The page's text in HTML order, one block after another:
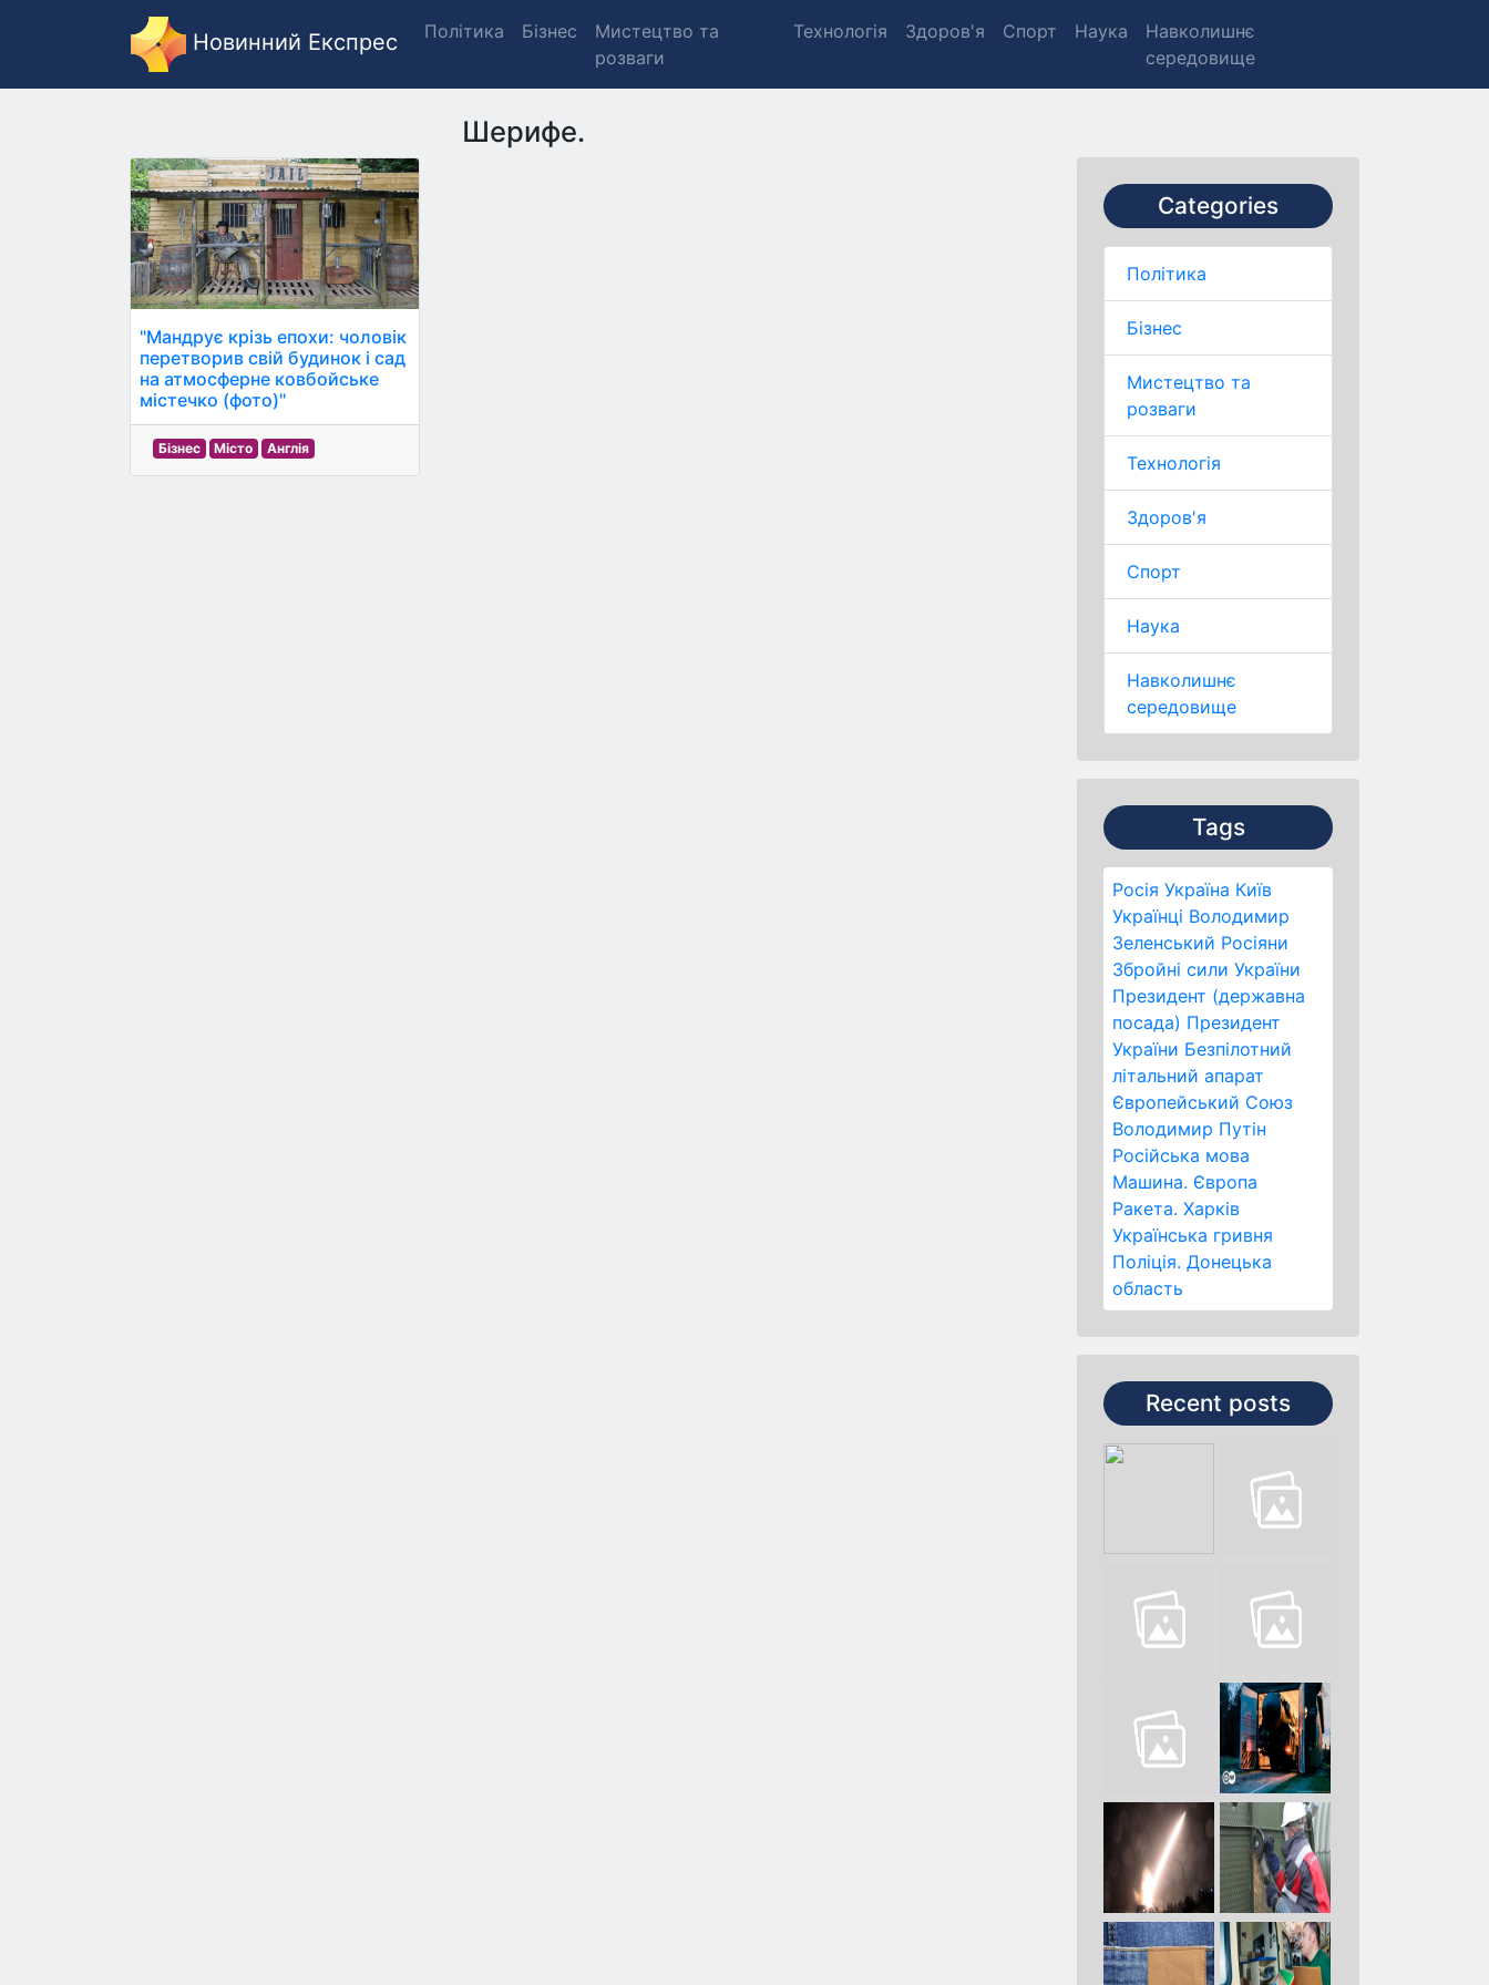
Новинний Експрес Політика Бізнес
Мистецтво та
розваги
Технологія Здоров'я Спорт Наука
Навколишнє
середовище
Шерифе.
Categories
Політика
Бізнес
Мистецтво та
розваги
Технологія
Здоров'я
Спорт
Наука
Навколишнє
середовище
Tags
Росія Україна Київ
Українці Володимир
Зеленський Росіяни
Збройні сили України
Президент (державна
посада) Президент
України Безпілотний
літальний апарат
Європейський Союз
Володимир Путін
Російська мова
Машина. Європа
Ракета. Харків
Українська гривня
Поліція. Донецька
область
Recent posts
"Мандрує крізь епохи: чоловік
перетворив свій будинок і сад
на атмосферне ковбойське
містечко (фото)"
Бізнес Місто Англія